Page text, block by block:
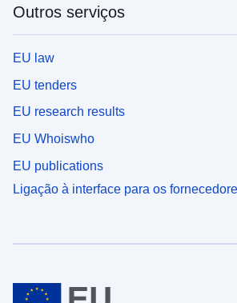
Outros serviços
EU law
EU tenders
EU research results
EU Whoiswho
EU publications
Ligação à interface para os